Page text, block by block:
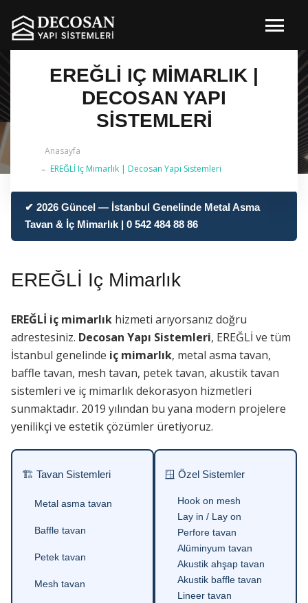
EREĞLİ IÇ MIMARLIK |
DECOSAN YAPI
SISTEMLERI
Anasayfa
EREĞLİ Iç Mimarlık | Decosan Yapı Sistemleri
✔ 2026 Güncel — İstanbul Genelinde Metal Asma
Tavan & İç Mimarlık | 0 542 484 88 86
EREĞLİ Iç Mimarlık
EREĞLİ iç mimarlık hizmeti arıyorsanız doğru
adrestesiniz. Decosan Yapı Sistemleri, EREĞLİ ve tüm
İstanbul genelinde iç mimarlık, metal asma tavan,
baffle tavan, mesh tavan, petek tavan, akustik tavan
sistemleri ve iç mimarlık dekorasyon hizmetleri
sunmaktadır. 2019 yılından bu yana modern projelere
yenilikçi ve estetik çözümler üretiyoruz.
🏗 Tavan Sistemleri
Metal asma tavan
Baffle tavan
Petek tavan
Mesh tavan
🪟 Özel Sistemler
Hook on mesh
Lay in / Lay on
Perfore tavan
Alüminyum tavan
Akustik ahşap tavan
Akustik baffle tavan
Lineer tavan